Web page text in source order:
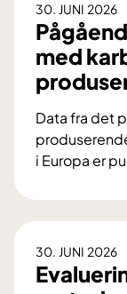
30. JUNI 2026
med
Data fra det
i Europa er
å
g
å
e
n
30. JUNI 2026